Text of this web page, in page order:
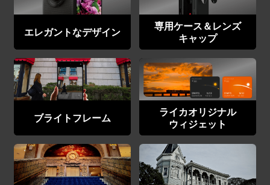
エレガントなデザイン
専用ケース＆レンズ
キャップ
ブライトフレーム
ライカオリジナル
ウィジェット